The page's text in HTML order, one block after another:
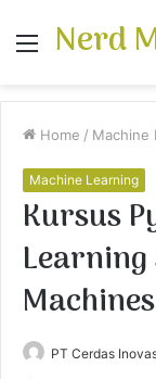
Menu
Nerd
Home / Machine
Machine Learning
Kursus
PT Cerdas